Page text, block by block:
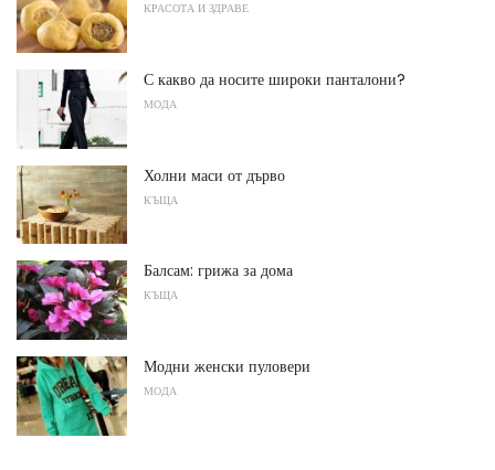
КРАСОТА И ЗДРАВЕ
С какво да носите широки панталони?
МОДА
Холни маси от дърво
КЪЩА
Балсам: грижа за дома
КЪЩА
Модни женски пуловери
МОДА